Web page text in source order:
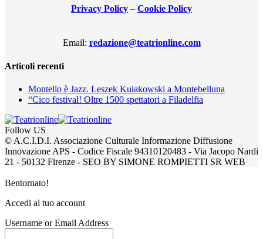
Privacy Policy – Cookie Policy
Email: redazione@teatrionline.com
Articoli recenti
Montello è Jazz. Leszek Kułakowski a Montebelluna
“Cico festival! Oltre 1500 spettatori a Filadelfia
Follow US
© A.C.I.D.I. Associazione Culturale Informazione Diffusione
Innovazione APS - Codice Fiscale 94310120483 - Via Jacopo Nardi
21 - 50132 Firenze - SEO BY SIMONE ROMPIETTI SR WEB
Bentornato!
Accedi al tuo account
Username or Email Address